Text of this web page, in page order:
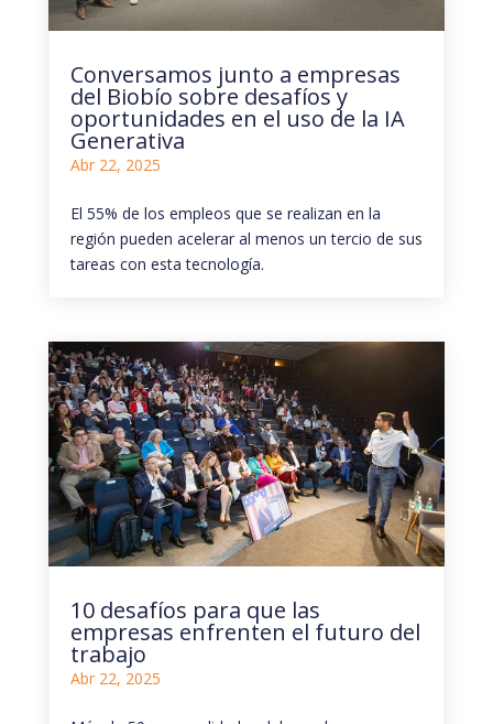
Conversamos junto a empresas
del Biobío sobre desafíos y
oportunidades en el uso de la IA
Generativa
Abr 22, 2025
El 55% de los empleos que se realizan en la
región pueden acelerar al menos un tercio de sus
tareas con esta tecnología.
10 desafíos para que las
empresas enfrenten el futuro del
trabajo
Abr 22, 2025